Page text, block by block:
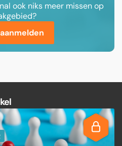
ook niks meer missen op